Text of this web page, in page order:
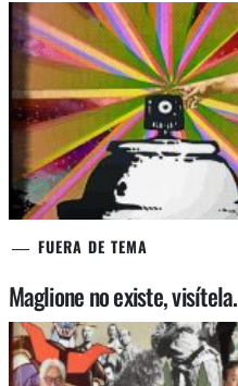
FUERA DE TEMA
Maglione no existe, visítela.